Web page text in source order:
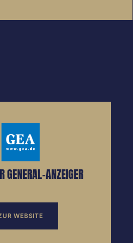
GENERAL-ANZEIGER
WEBSITE